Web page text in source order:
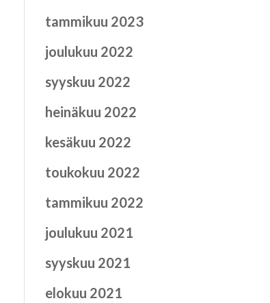
tammikuu 2023
joulukuu 2022
syyskuu 2022
heinäkuu 2022
kesäkuu 2022
toukokuu 2022
tammikuu 2022
joulukuu 2021
syyskuu 2021
elokuu 2021